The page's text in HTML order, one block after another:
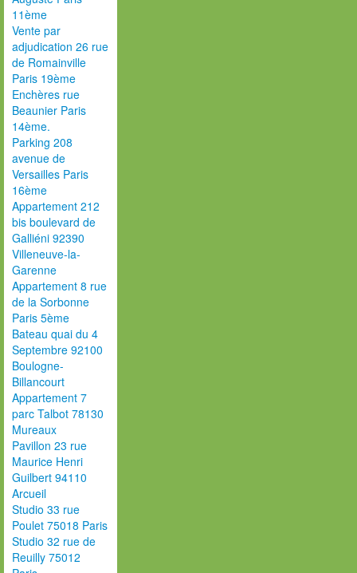
11ème
Vente par
adjudication 26 rue
de Romainville
Paris 19ème
Enchères rue
Beaunier Paris
14ème.
Parking 208
avenue de
Versailles Paris
16ème
Appartement 212
bis boulevard de
Galliéni 92390
Villeneuve-la-
Garenne
Appartement 8 rue
de la Sorbonne
Paris 5ème
Bateau quai du 4
Septembre 92100
Boulogne-
Billancourt
Appartement 7
parc Talbot 78130
Mureaux
Pavillon 23 rue
Maurice Henri
Guilbert 94110
Arcueil
Studio 33 rue
Poulet 75018 Paris
Studio 32 rue de
Reuilly 75012